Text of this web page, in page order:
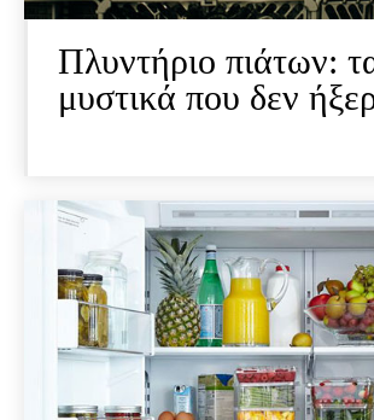
Πλυντήριο πιάτων:
μυστικά που δεν